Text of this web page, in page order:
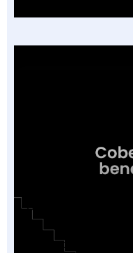
Cobertura o Plan
Categorías